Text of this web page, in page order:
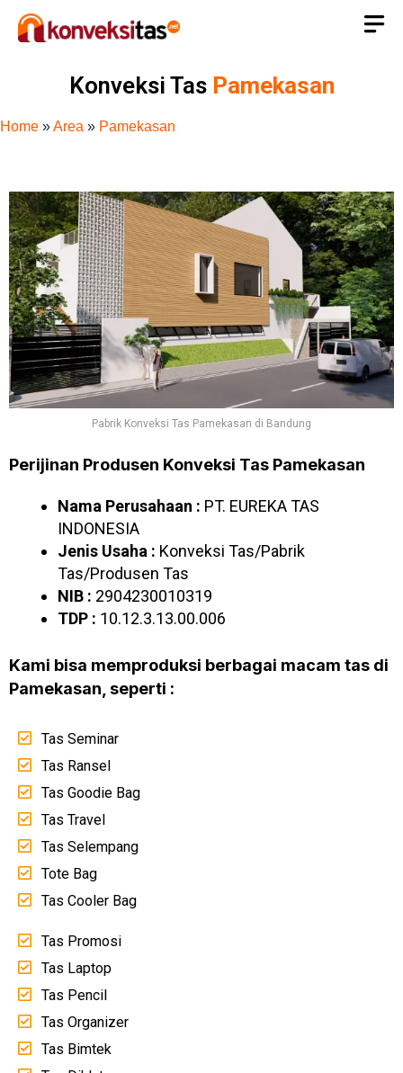
Konveksi Tas Pamekasan
Home »Area » Pamekasan
Pabrik Konveksi Tas Pamekasan di Bandung
Perijinan Produsen Konveksi Tas Pamekasan
Nama Perusahaan : PT. EUREKA TAS
INDONESIA
Jenis Usaha : Konveksi Tas/Pabrik
Tas/Produsen Tas
NIB : 2904230010319
TDP : 10.12.3.13.00.006
Kami bisa memproduksi berbagai macam tas di
Pamekasan, seperti :
Tas Seminar
Tas Ransel
Tas Goodie Bag
Tas Travel
Tas Selempang
Tote Bag
Tas Cooler Bag
Tas Promosi
Tas Laptop
Tas Pencil
Tas Organizer
Tas Bimtek